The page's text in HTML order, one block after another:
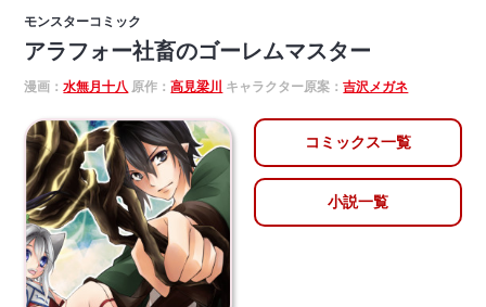
モンスターコミック
アラフォー社畜のゴーレムマスター
漫画：水無月十八 原作：高見梁川 キャラクター原案：吉沢メガネ
コミックス一覧
小説一覧